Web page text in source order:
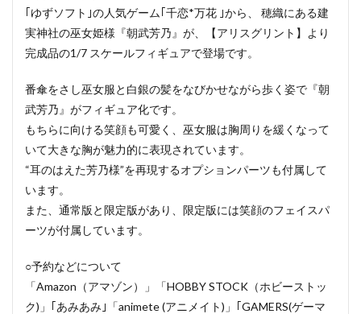
｢ゆずソフト｣の人気ゲーム｢千恋*万花 ｣から、 穂織にある建
実神社の巫女姫様『朝武芳乃』が、【アリスグリント】より
完成品の1/7 スケールフィギュアで登場です。
番傘をさし巫女服と白銀の髪をなびかせながら歩く姿で『朝
武芳乃』がフィギュア化です。
もちらに向ける笑顔も可愛く、巫女服は胸周りを緩くなって
いて大きな胸が魅力的に表現されています。
“耳のはえた芳乃様”を再現するオプションパーツも付属して
います。
また、通常版と限定版があり、限定版には笑顔のフェイスパ
ーツが付属しています。
○予約などについて
「Amazon（アマゾン）」「HOBBY STOCK（ホビーストッ
ク)」｢あみあみ｣「animete (アニメイト)」｢GAMERS(ゲーマ